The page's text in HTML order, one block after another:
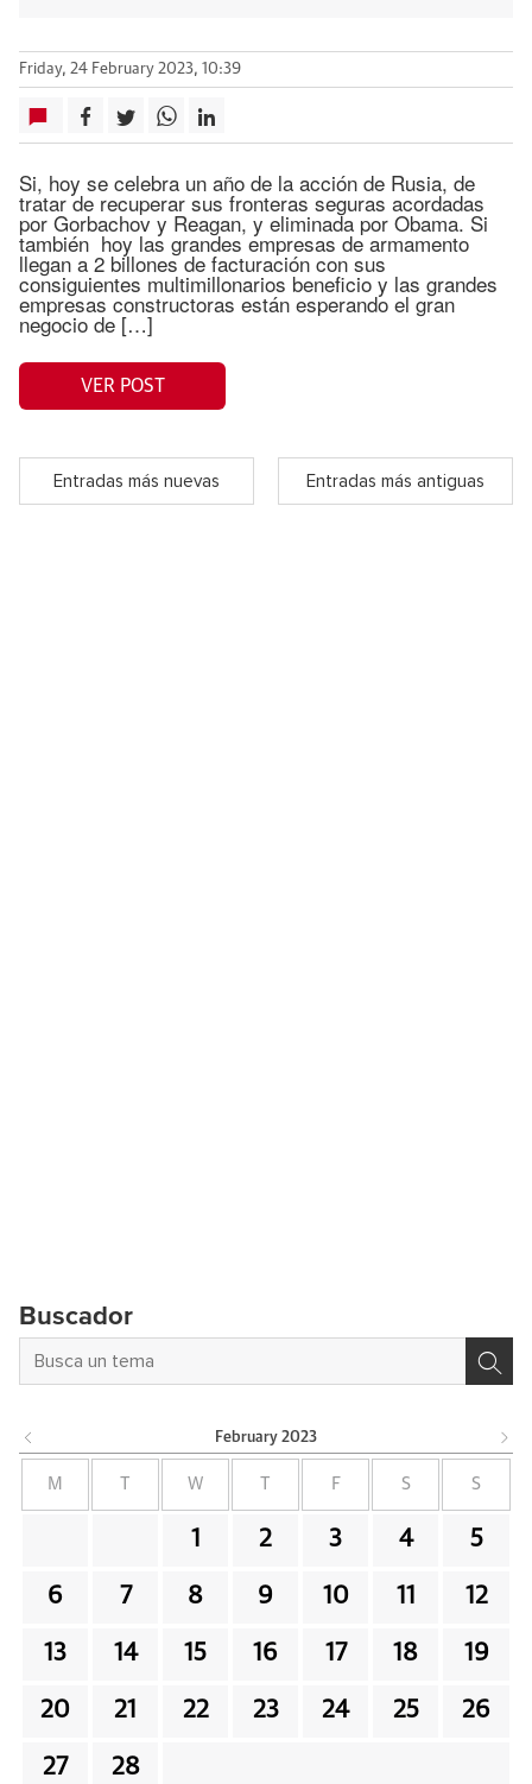
Friday, 24 February 2023, 10:39
Si, hoy se celebra un año de la acción de Rusia, de
tratar de recuperar sus fronteras seguras acordadas
por Gorbachov y Reagan, y eliminada por Obama. Si
también hoy las grandes empresas de armamento
llegan a 2 billones de facturación con sus
consiguientes multimillonarios beneficio y las grandes
empresas constructoras están esperando el gran
negocio de […]
VER POST
Entradas más nuevas Entradas más antiguas
Buscador
February 2023
M W F S S
1 2 3 4 5
6 7 8 9 10 11 12
13 14 15 16 17 18 19
20 21 22 23 24 25 26
27 28